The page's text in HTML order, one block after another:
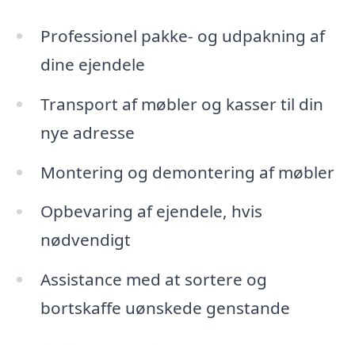
Professionel pakke- og udpakning af
dine ejendele
Transport af møbler og kasser til din
nye adresse
Montering og demontering af møbler
Opbevaring af ejendele, hvis
nødvendigt
Assistance med at sortere og
bortskaffe uønskede genstande